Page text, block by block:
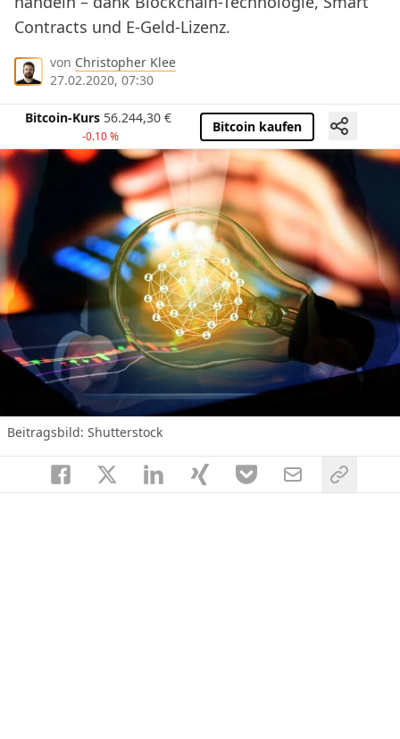
Contracts und E-Geld-Lizenz.
von Christopher Klee
27.02.2020, 07:30
Bitcoin-Kurs 56.244,30 €
-0.10 %
Bitcoin kaufen
Beitragsbild: Shutterstock